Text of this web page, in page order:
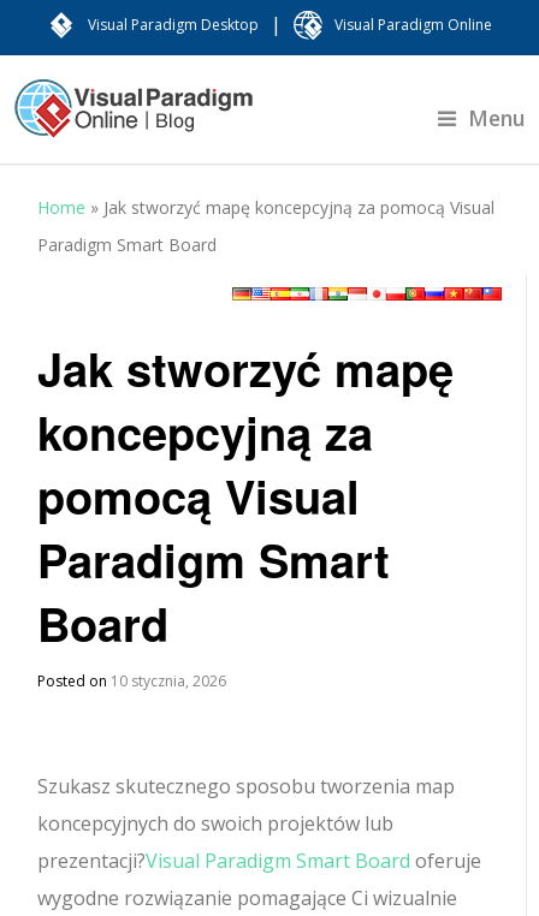
Visual Paradigm Desktop | Visual Paradigm Online
Menu
Home » Jak stworzyć mapę koncepcyjną za pomocą Visual
Paradigm Smart Board
Jak stworzyć mapę
koncepcyjną za
pomocą Visual
Paradigm Smart
Board
Posted on 10 stycznia, 2026
Szukasz skutecznego sposobu tworzenia map
koncepcyjnych do swoich projektów lub
prezentacji?Visual Paradigm Smart Board oferuje
wygodne rozwiązanie pomagające Ci wizualnie